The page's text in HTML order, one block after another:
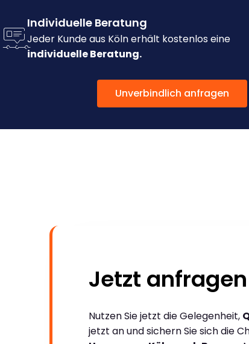
Individuelle Beratung
Jeder Kunde aus Köln erhält kostenlos eine
individuelle Beratung.
Unverbindlich anfragen
Jetzt
Nutzen Sie jetzt die Gelegenheit,
jetzt an und sichern Sie sich die